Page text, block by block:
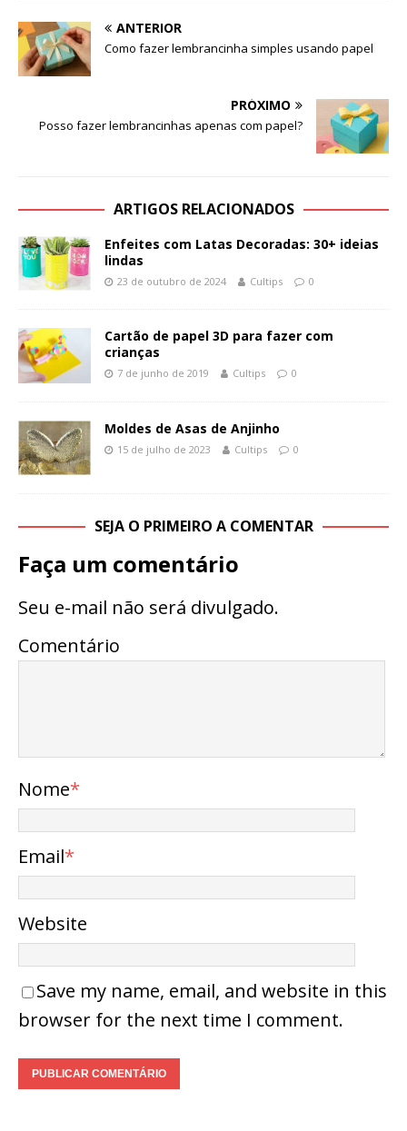
ANTERIOR
Como fazer lembrancinha simples usando papel
PRÓXIMO
Posso fazer lembrancinhas apenas com papel?
ARTIGOS RELACIONADOS
Enfeites com Latas Decoradas: 30+ ideias
lindas
23 de outubro de 2024 Cultips 0
Cartão de papel 3D para fazer com
crianças
7 de junho de 2019 Cultips 0
Moldes de Asas de Anjinho
15 de julho de 2023 Cultips 0
SEJA O PRIMEIRO A COMENTAR
Faça um comentário
Seu e-mail não será divulgado.
Comentário
Nome*
Email*
Website
Save my name, email, and website in this
browser for the next time I comment.